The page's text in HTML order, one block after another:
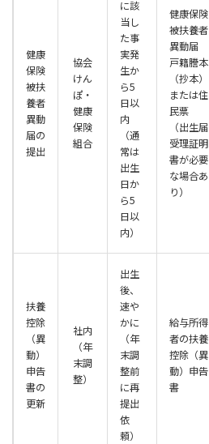
健康
保険
被扶
養者
異動
届の
提出
協会
けん
ぽ・
健康
保険
組合
に該
当し
た事
実発
生か
ら5
日以
内
（通
常は
出生
日か
ら5
日以
内）
健康保険
被扶養者
異動届
戸籍謄本
（抄本）
または住
民票
（出生届
受理証明
書が必要
な場合あ
り）
扶養
控除
（異
動）
申告
書の
更新
社内
（年
末調
整）
出生
後、
速や
かに
（年
末調
整前
に再
提出
依
頼）
給与所得
者の扶養
控除（異
動）申告
書